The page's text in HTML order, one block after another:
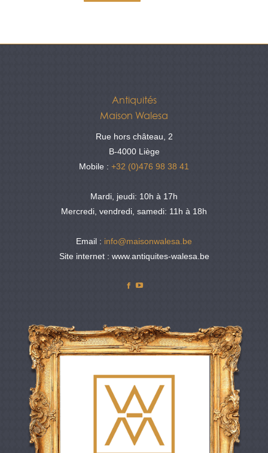
Antiquités
Maison Walesa
Rue hors château, 2
B-4000 Liège
Mobile : +32 (0)476 98 38 41
Mardi, jeudi: 10h à 17h
Mercredi, vendredi, samedi: 11h à 18h
Email : info@maisonwalesa.be
Site internet : www.antiquites-walesa.be
Facebook